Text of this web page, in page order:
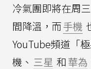
冷氣團即將在周
間降溫，而手機
YouTube頻道「極
機、 三星 和華為